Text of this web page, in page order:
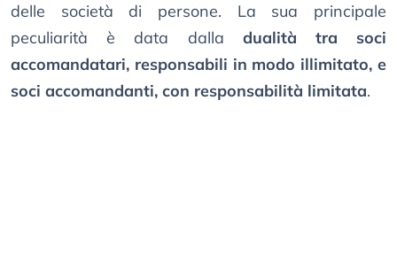
delle società di persone. La sua principale
peculiarità è data dalla dualità tra soci
accomandatari, responsabili in modo illimitato, e
soci accomandanti, con responsabilità limitata.